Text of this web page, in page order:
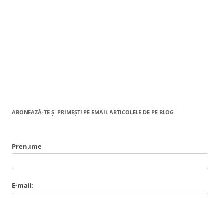
ABONEAZĂ-TE ȘI PRIMEȘTI PE EMAIL ARTICOLELE DE PE BLOG
Prenume
E-mail: